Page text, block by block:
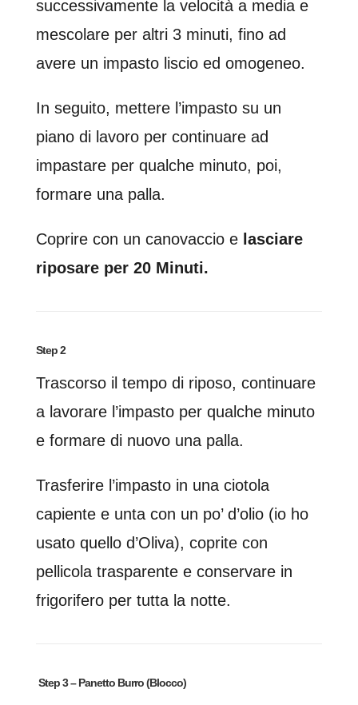
successivamente la velocità a media e
mescolare per altri 3 minuti, fino ad
avere un impasto liscio ed omogeneo.
In seguito, mettere l’impasto su un
piano di lavoro per continuare ad
impastare per qualche minuto, poi,
formare una palla.
Coprire con un canovaccio e lasciare
riposare per 20 Minuti.
Step 2
Trascorso il tempo di riposo, continuare
a lavorare l’impasto per qualche minuto
e formare di nuovo una palla.
Trasferire l’impasto in una ciotola
capiente e unta con un po’ d’olio (io ho
usato quello d’Oliva), coprite con
pellicola trasparente e conservare in
frigorifero per tutta la notte.
Step 3 – Panetto Burro (Blocco)